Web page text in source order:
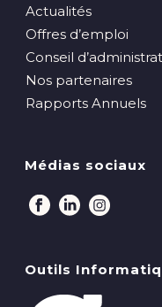
Actualités
Offres d’emploi
Conseil
Nos partenaires
Rapports Annuels
Médias sociaux
Outils